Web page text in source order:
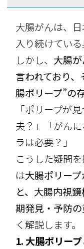
大腸がんは、
入り続けている
しかし、 大腸
言われており
腸ポリープ”の
「ポリープが
夫？」「がん
ラは必要？」
こうした疑問
は大腸ポリー
と、大腸内視
期発見・予防
く解説します。
1. 大腸ポリー